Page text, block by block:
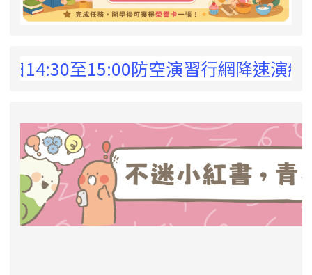
至15:00防空演習行網降速演練，請預